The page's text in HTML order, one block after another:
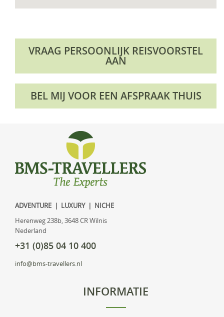
VRAAG PERSOONLIJK REISVOORSTEL
AAN
BEL MIJ VOOR EEN AFSPRAAK THUIS
ADVENTURE | LUXURY | NICHE
Herenweg 238b, 3648 CR Wilnis
Nederland
+31 (0)85 04 10 400
info@bms-travellers.nl
INFORMATIE